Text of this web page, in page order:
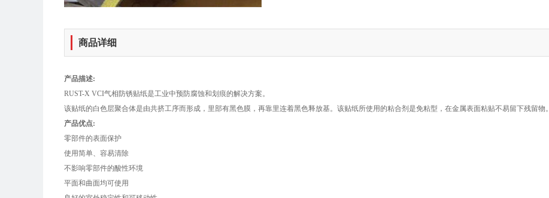
商品详细
产品描述:
RUST-X VCI气相防锈贴纸是工业中预防腐蚀和划痕的解决方案。
该贴纸的白色层聚合体是由共挤工序而形成，里部有黑色膜，再靠里连着黑色释放基。该贴纸所使用的粘合剂是免粘型，在金属表面粘贴不易留下残留物。
产品优点:
零部件的表面保护
使用简单、容易清除
不影响零部件的酸性环境
平面和曲面均可使用